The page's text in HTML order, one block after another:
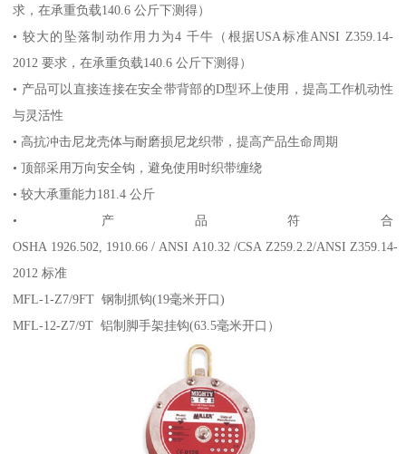
求，在承重负载140.6 公斤下测得）
• 较大的坠落制动作用力为4 千牛（根据USA标准ANSI Z359.14-
2012 要求，在承重负载140.6 公斤下测得）
• 产品可以直接连接在安全带背部的D型环上使用，提高工作机动性
与灵活性
• 高抗冲击尼龙壳体与耐磨损尼龙织带，提高产品生命周期
• 顶部采用万向安全钩，避免使用时织带缠绕
• 较大承重能力181.4 公斤
• 产品符合
OSHA 1926.502, 1910.66 / ANSI A10.32 /CSA Z259.2.2/ANSI Z359.14-
2012 标准
MFL-1-Z7/9FT 钢制抓钩(19毫米开口)
MFL-12-Z7/9T 铝制脚手架挂钩(63.5毫米开口）